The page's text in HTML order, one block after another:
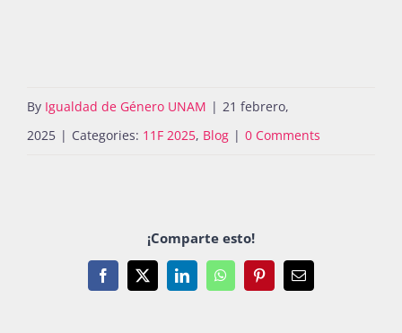
By Igualdad de Género UNAM | 21 febrero,
2025 | Categories: 11F 2025, Blog | 0 Comments
¡Comparte esto!
Facebook
X LinkedInWhatsAppPinterestEmail